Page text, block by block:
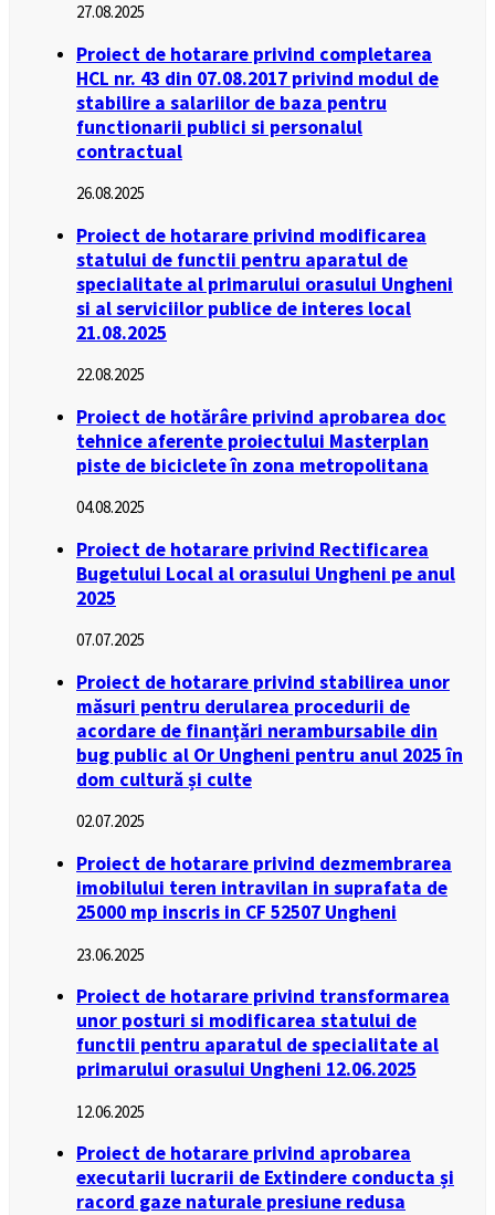
27.08.2025
Proiect de hotarare privind completarea
HCL nr. 43 din 07.08.2017 privind modul de
stabilire a salariilor de baza pentru
functionarii publici si personalul
contractual
26.08.2025
Proiect de hotarare privind modificarea
statului de functii pentru aparatul de
specialitate al primarului orasului Ungheni
si al serviciilor publice de interes local
21.08.2025
22.08.2025
Proiect de hotărâre privind aprobarea doc
tehnice aferente proiectului Masterplan
piste de biciclete în zona metropolitana
04.08.2025
Proiect de hotarare privind Rectificarea
Bugetului Local al orasului Ungheni pe anul
2025
07.07.2025
Proiect de hotarare privind stabilirea unor
măsuri pentru derularea procedurii de
acordare de finanţări nerambursabile din
bug public al Or Ungheni pentru anul 2025 în
dom cultură și culte
02.07.2025
Proiect de hotarare privind dezmembrarea
imobilului teren intravilan in suprafata de
25000 mp inscris in CF 52507 Ungheni
23.06.2025
Proiect de hotarare privind transformarea
unor posturi si modificarea statului de
functii pentru aparatul de specialitate al
primarului orasului Ungheni 12.06.2025
12.06.2025
Proiect de hotarare privind aprobarea
executarii lucrarii de Extindere conducta și
racord gaze naturale presiune redusa